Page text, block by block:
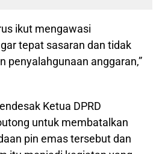
ikut mengawasi
tepat sasaran dan tidak
penyalahgunaan anggaran,”
Ketua DPRD
untuk membatalkan
pin emas tersebut dan